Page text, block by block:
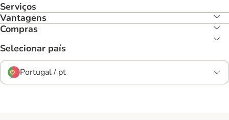
Serviços
Vantagens
Compras
Selecionar país
Portugal / pt